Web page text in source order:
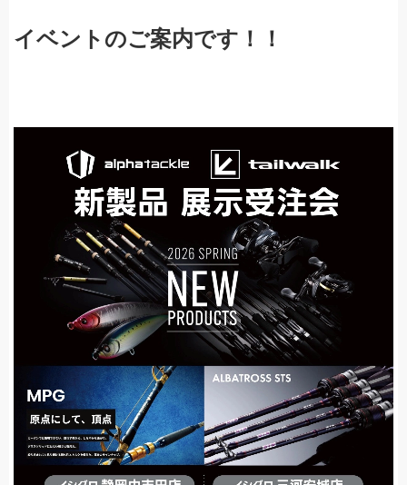
イベントのご案内です！！